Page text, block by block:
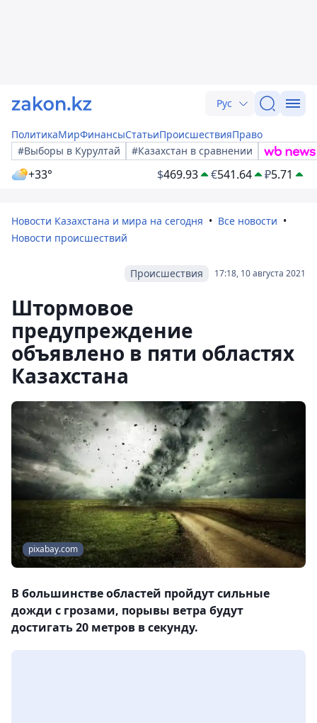
Рус
ПолитикаМирФинансыСтатьиПроисшествияПраво
#Выборы в Курултай
#Казахстан в сравнении
+33° $469.93 €541.64 ₽5.71
Новости Казахстана и мира на сегодня
Все новости
Новости происшествий
17:18, 10 августа 2021
Происшествия
Штормовое
предупреждение
объявлено в пяти областях
Казахстана
pixabay.com
В большинстве областей пройдут сильные
дожди с грозами, порывы ветра будут
достигать 20 метров в секунду.